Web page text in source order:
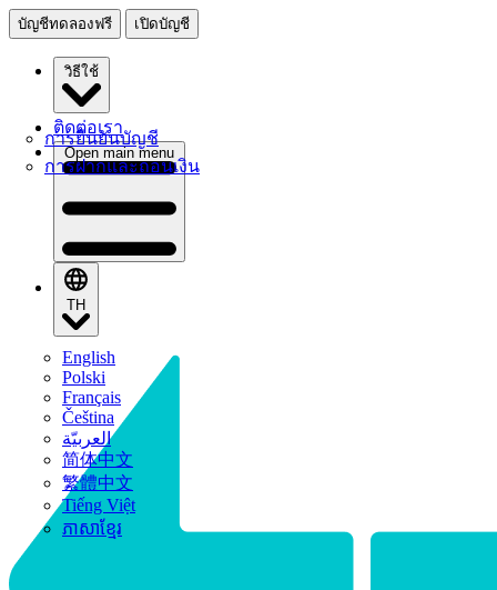
บัญชีทดลองฟรี เปิดบัญชี
วิธีใช้
การยืนยันบัญชี
การฝากและถอนเงิน
ติดต่อเรา
Open main menu
TH
English
Polski
Français
Čeština
العربيّة
简体中文
繁體中文
Tiếng Việt
ភាសាខ្មែរ